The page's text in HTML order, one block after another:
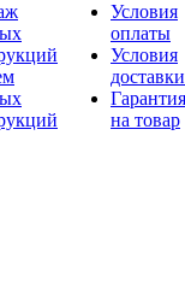
Условия
оплаты
Условия
доставки
Гарантия
на товар